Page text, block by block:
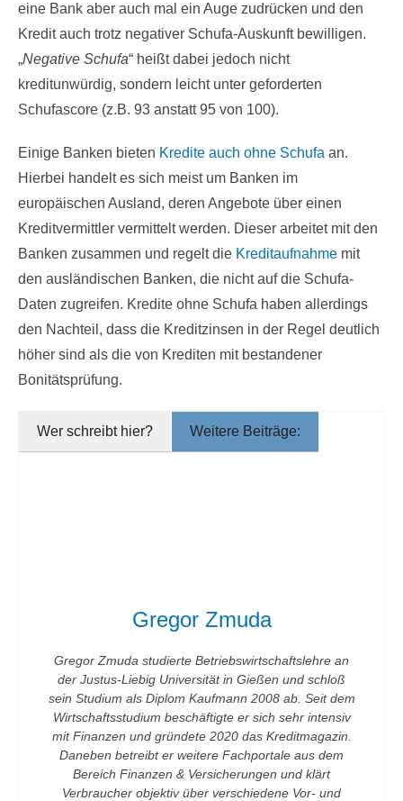
eine Bank aber auch mal ein Auge zudrücken und den
Kredit auch trotz negativer Schufa-Auskunft bewilligen.
„Negative Schufa“ heißt dabei jedoch nicht
kreditunwürdig, sondern leicht unter geforderten
Schufascore (z.B. 93 anstatt 95 von 100).
Einige Banken bieten Kredite auch ohne Schufa an.
Hierbei handelt es sich meist um Banken im
europäischen Ausland, deren Angebote über einen
Kreditvermittler vermittelt werden. Dieser arbeitet mit den
Banken zusammen und regelt die Kreditaufnahme mit
den ausländischen Banken, die nicht auf die Schufa-
Daten zugreifen. Kredite ohne Schufa haben allerdings
den Nachteil, dass die Kreditzinsen in der Regel deutlich
höher sind als die von Krediten mit bestandener
Bonitätsprüfung.
Wer schreibt hier? Weitere Beiträge:
Gregor Zmuda
Gregor Zmuda studierte Betriebswirtschaftslehre an
der Justus-Liebig Universität in Gießen und schloß
sein Studium als Diplom Kaufmann 2008 ab. Seit dem
Wirtschaftsstudium beschäftigte er sich sehr intensiv
mit Finanzen und gründete 2020 das Kreditmagazin.
Daneben betreibt er weitere Fachportale aus dem
Bereich Finanzen & Versicherungen und klärt
Verbraucher objektiv über verschiedene Vor- und